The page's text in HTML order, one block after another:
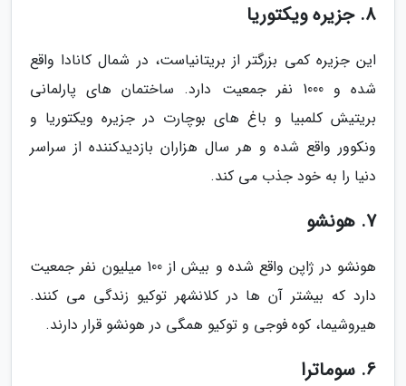
8. جزیره ویکتوریا
این جزیره کمی بزرگتر از بریتانیاست، در شمال کانادا واقع
شده و 1000 نفر جمعیت دارد. ساختمان های پارلمانی
بریتیش کلمبیا و باغ های بوچارت در جزیره ویکتوریا و
ونکوور واقع شده و هر سال هزاران بازدیدکننده از سراسر
دنیا را به خود جذب می کند.
7. هونشو
هونشو در ژاپن واقع شده و بیش از 100 میلیون نفر جمعیت
دارد که بیشتر آن ها در کلانشهر توکیو زندگی می کنند.
هیروشیما، کوه فوجی و توکیو همگی در هونشو قرار دارند.
6. سوماترا